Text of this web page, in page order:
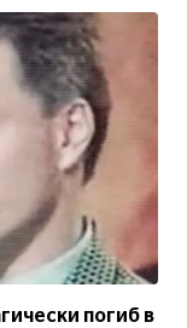
погиб в